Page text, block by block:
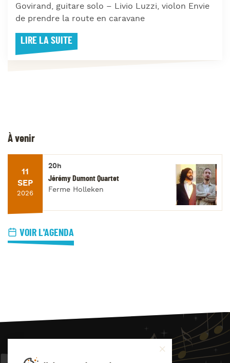
Govirand, guitare solo – Livio Luzzi, violon Envie
de prendre la route en caravane
LIRE LA SUITE
À venir
11
SEP
2026
20h
Jérémy Dumont Quartet
Ferme Holleken
VOIR L'AGENDA
JAZZ4